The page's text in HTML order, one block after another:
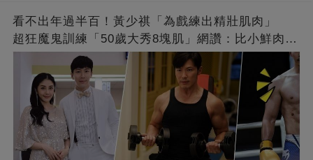
看不出年過半百！黃少祺「為戲練出精壯肌肉」
超狂魔鬼訓練「50歲大秀8塊肌」網讚：比小鮮肉猛
❤